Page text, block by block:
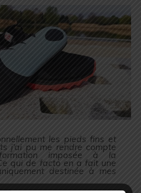
les pieds fins et
j’ai pu me rendre compte
imposée à la
qui de facto en a fait une
destinée à mes